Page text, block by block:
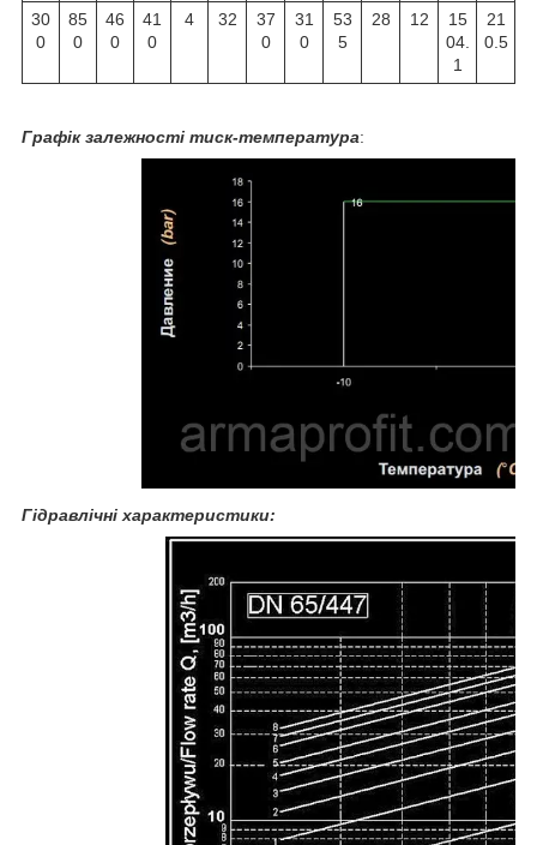
30
0
85
0
46
0
41
0
4 32
37
0
31
0
53
5
28 12
15
04.
1
21
0.5
Графік залежності тиск-температура:
Гідравлічні характеристики: